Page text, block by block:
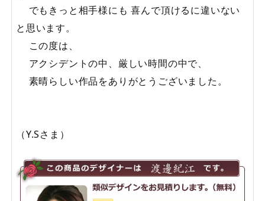
でもきっと相手様にも 喜んで頂けるに違いない
と思います。
この度は、
アクシデントの中、厳しい時間の中で、
素晴らしい作品をありがとうございました。
（Y.Sさま）